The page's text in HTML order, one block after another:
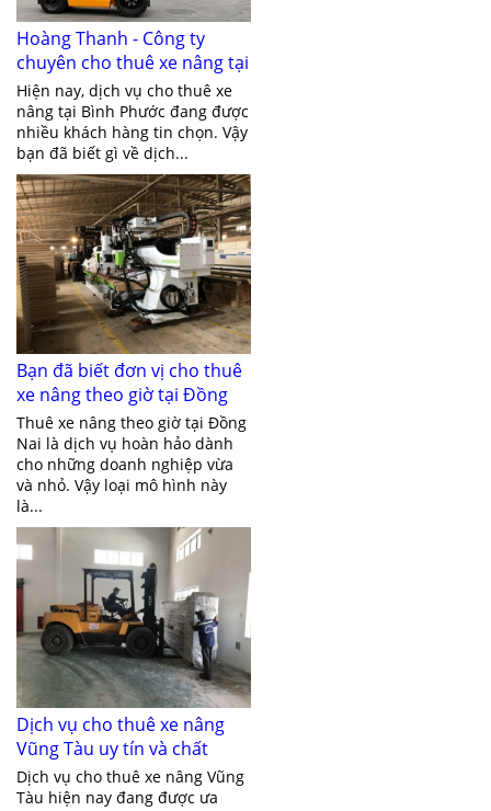
Hoàng Thanh - Công ty
chuyên cho thuê xe nâng tại
Bình Phước
Hiện nay, dịch vụ cho thuê xe
nâng tại Bình Phước đang được
nhiều khách hàng tin chọn. Vậy
bạn đã biết gì về dịch...
Bạn đã biết đơn vị cho thuê
xe nâng theo giờ tại Đồng
Nai giá rẻ chưa?
Thuê xe nâng theo giờ tại Đồng
Nai là dịch vụ hoàn hảo dành
cho những doanh nghiệp vừa
và nhỏ. Vậy loại mô hình này
là...
Dịch vụ cho thuê xe nâng
Vũng Tàu uy tín và chất
lượng
Dịch vụ cho thuê xe nâng Vũng
Tàu hiện nay đang được ưa